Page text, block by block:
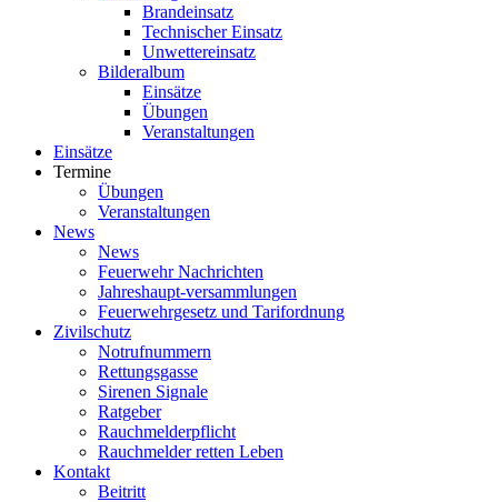
Brandeinsatz
Technischer Einsatz
Unwettereinsatz
Bilderalbum
Einsätze
Übungen
Veranstaltungen
Einsätze
Termine
Übungen
Veranstaltungen
News
News
Feuerwehr Nachrichten
Jahreshaupt-versammlungen
Feuerwehrgesetz und Tarifordnung
Zivilschutz
Notrufnummern
Rettungsgasse
Sirenen Signale
Ratgeber
Rauchmelderpflicht
Rauchmelder retten Leben
Kontakt
Beitritt